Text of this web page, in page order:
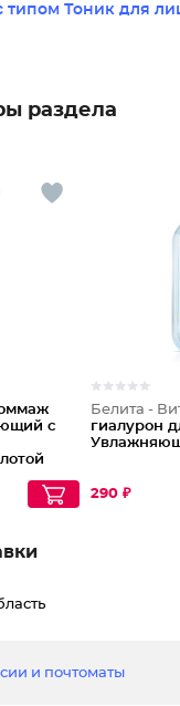
типом Тоник для
раздела
с
Белита -
гиалурон
290 ₽
и почтоматы